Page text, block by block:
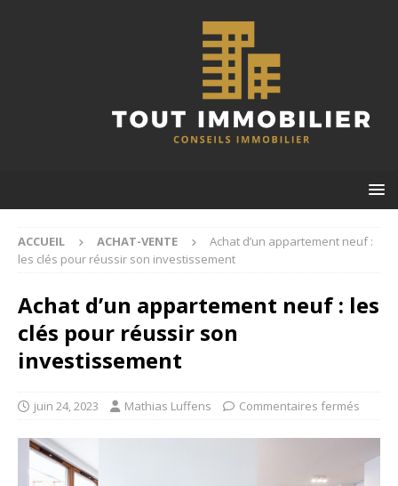
ACCUEIL ACHAT-VENTE
Achat d’un appartement neuf :
les clés pour réussir son investissement
Achat d’un appartement neuf : les
clés pour réussir son
investissement
juin 24, 2023 Mathias Luffens Commentaires fermés